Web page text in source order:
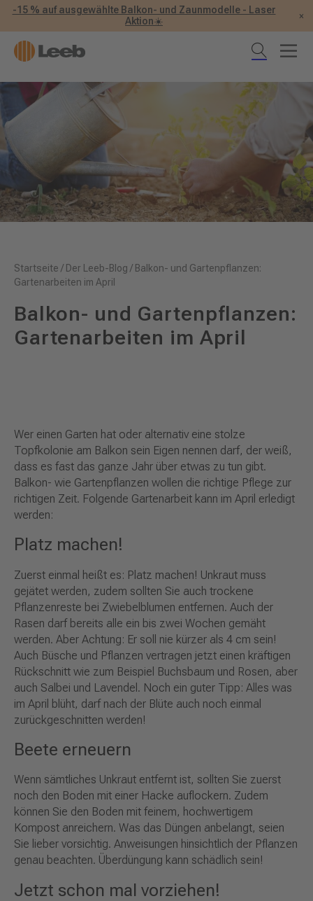
-15 % auf ausgewählte Balkon- und Zaunmodelle - Laser
Aktion☀️
×
Startseite / Der Leeb-Blog / Balkon- und Gartenpflanzen:
Gartenarbeiten im April
Balkon- und Gartenpflanzen:
Gartenarbeiten im April
Wer einen Garten hat oder alternativ eine stolze
Topfkolonie am Balkon sein Eigen nennen darf, der weiß,
dass es fast das ganze Jahr über etwas zu tun gibt.
Balkon- wie Gartenpflanzen wollen die richtige Pflege zur
richtigen Zeit. Folgende Gartenarbeit kann im April erledigt
werden:
Platz machen!
Zuerst einmal heißt es: Platz machen! Unkraut muss
gejätet werden, zudem sollten Sie auch trockene
Pflanzenreste bei Zwiebelblumen entfernen. Auch der
Rasen darf bereits alle ein bis zwei Wochen gemäht
werden. Aber Achtung: Er soll nie kürzer als 4 cm sein!
Auch Büsche und Pflanzen vertragen jetzt einen kräftigen
Rückschnitt wie zum Beispiel Buchsbaum und Rosen, aber
auch Salbei und Lavendel. Noch ein guter Tipp: Alles was
im April blüht, darf nach der Blüte auch noch einmal
zurückgeschnitten werden!
Beete erneuern
Wenn sämtliches Unkraut entfernt ist, sollten Sie zuerst
noch den Boden mit einer Hacke auflockern. Zudem
können Sie den Boden mit feinem, hochwertigem
Kompost anreichern. Was das Düngen anbelangt, seien
Sie lieber vorsichtig. Anweisungen hinsichtlich der Pflanzen
genau beachten. Überdüngung kann schädlich sein!
Jetzt schon mal vorziehen!